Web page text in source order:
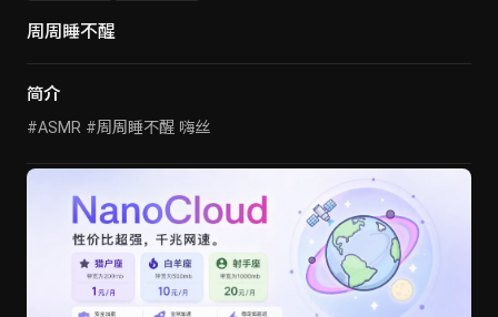
周周睡不醒
简介
#ASMR #周周睡不醒 嗨丝